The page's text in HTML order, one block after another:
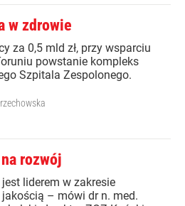
w zdrowie
za 0,5 mld zł, przy wsparciu
powstanie kompleks
Szpitala Zespolonego.
rozwój
liderem w zakresie
– mówi dr n. med.